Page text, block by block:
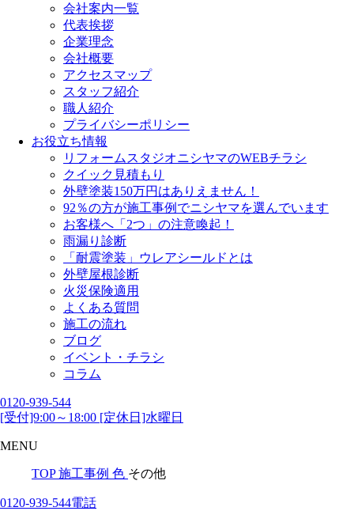
会社案内一覧
代表挨拶
企業理念
会社概要
アクセスマップ
スタッフ紹介
職人紹介
プライバシーポリシー
お役立ち情報
リフォームスタジオニシヤマのWEBチラシ
クイック見積もり
外壁塗装150万円はありえません！
92％の方が施工事例でニシヤマを選んでいます
お客様へ「2つ」の注意喚起！
雨漏り診断
「耐震塗装」ウレアシールドとは
外壁屋根診断
火災保険適用
よくある質問
施工の流れ
ブログ
イベント・チラシ
コラム
0120-939-544
[受付]9:00～18:00 [定休日]水曜日
MENU
TOP 施工事例 色 その他
0120-939-544電話